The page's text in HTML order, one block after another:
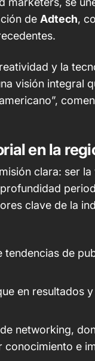
de Adtech,
y la
visión integral
en la
clara: ser
clave de la
de
en resultados
networking,
e